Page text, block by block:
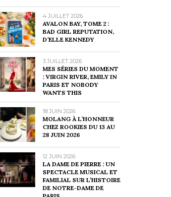
4 JUILLET 2026
AVALON BAY, TOME 2 :
BAD GIRL REPUTATION,
D’ELLE KENNEDY
3 JUILLET 2026
MES SÉRIES DU MOMENT
: VIRGIN RIVER, EMILY IN
PARIS ET NOBODY
WANTS THIS
18 JUIN 2026
MOLANG À L’HONNEUR
CHEZ ROOKIES DU 13 AU
28 JUIN 2026
12 JUIN 2026
LA DAME DE PIERRE : UN
SPECTACLE MUSICAL ET
FAMILIAL SUR L’HISTOIRE
DE NOTRE-DAME DE